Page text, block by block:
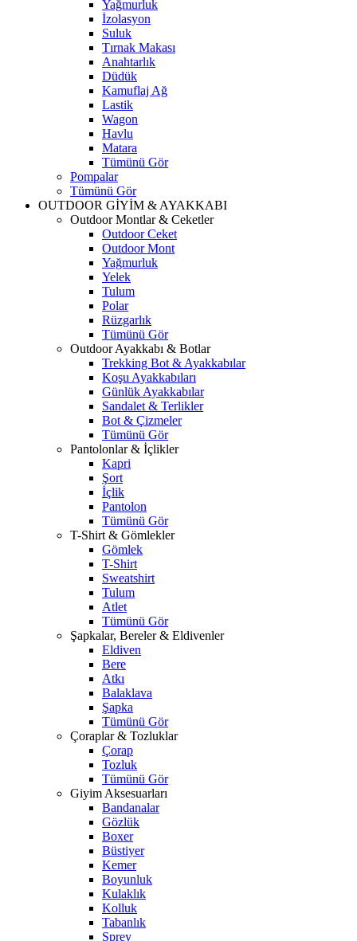
Yağmurluk
İzolasyon
Suluk
Tırnak Makası
Anahtarlık
Düdük
Kamuflaj Ağ
Lastik
Wagon
Havlu
Matara
Tümünü Gör
Pompalar
Tümünü Gör
OUTDOOR GİYİM & AYAKKABI
Outdoor Montlar & Ceketler
Outdoor Ceket
Outdoor Mont
Yağmurluk
Yelek
Tulum
Polar
Rüzgarlık
Tümünü Gör
Outdoor Ayakkabı & Botlar
Trekking Bot & Ayakkabılar
Koşu Ayakkabıları
Günlük Ayakkabılar
Sandalet & Terlikler
Bot & Çizmeler
Tümünü Gör
Pantolonlar & İçlikler
Kapri
Şort
İçlik
Pantolon
Tümünü Gör
T-Shirt & Gömlekler
Gömlek
T-Shirt
Sweatshirt
Tulum
Atlet
Tümünü Gör
Şapkalar, Bereler & Eldivenler
Eldiven
Bere
Atkı
Balaklava
Şapka
Tümünü Gör
Çoraplar & Tozluklar
Çorap
Tozluk
Tümünü Gör
Giyim Aksesuarları
Bandanalar
Gözlük
Boxer
Büstiyer
Kemer
Boyunluk
Kulaklık
Kolluk
Tabanlık
Sprey